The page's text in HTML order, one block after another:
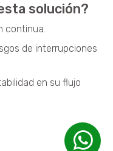
solución?
continua.
de interrupciones
en su flujo